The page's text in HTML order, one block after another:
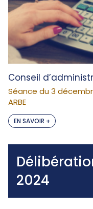
Conseil
Séance du 3
ARBE
EN SAVOIR +
2024